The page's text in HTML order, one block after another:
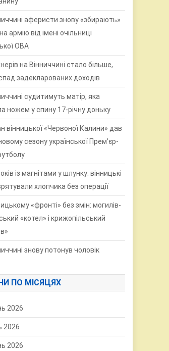
аферисти знову «збирають»
армію від імені очільниці
ОВА
на Вінниччині стало більше,
задекларованих доходів
судитимуть матір, яка
ножем у спину 17-річну доньку
вінницької «Червоної Калини» дав
сезону української Прем’єр-
із магнітами у шлунку: вінницькі
хлопчика без операції
«фронті» без змін: могилів-
«котел» і крижопільський
знову потонув чоловік
ПО МІСЯЦЯХ
2026
2026
2026